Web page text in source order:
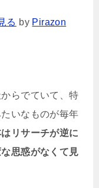
る by Pirazon
らでていて、特
いなものが毎年
リサーチが逆に
思惑がなくて見